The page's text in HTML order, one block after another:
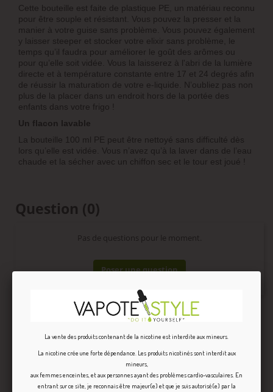
Cette bouteille est faite de plastique PE, un matériau reconnu
pour être souple et résistant. Vous pouvez la presser et la
manier à votre guise sans problème. Vous pouvez également
y laisser steeper et stocker votre elixir sans problème, le
temps qu’il faudra pour améliorer le goût des arômes ou
pour qu’elle soit vidée. Vous la laisserez à l'abri de la lumière
directe et à température constante entre 17 et 24 degrés afin
de réussir la maturation de votre e-liquide. N’oubliez pas non
plus de la placer dans un endroit hors de la portée des
enfants dans votre frigo !
Un flacon lavable
La bouteille 100 ml PE peut être nettoyé sans difficulté dès
lors qu’elle est vidée. Vous n’avez qu’à la laver dans de l’eau
chaude et la sécher avec un chiffon sec et le tour est joué !
Question (0)
Pas de questions pour le moment.
Poser une question
AVIS VÉRIFIÉS(54)
La vente des produits contenant de la nicotine est interdite aux mineurs.
La nicotine crée une forte dépendance. Les produits nicotinés sont interdit aux
mineurs,
aux femmes enceintes, et aux personnes ayant des problèmes cardio-vasculaires. En
entrant sur ce site, je reconnais être majeur(e) et que je suis autorisé(e) par la